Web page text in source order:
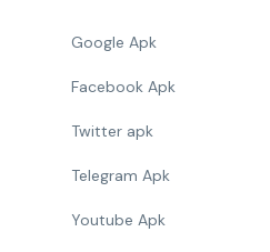
Google Apk
Facebook Apk
Twitter apk
Telegram Apk
Youtube Apk